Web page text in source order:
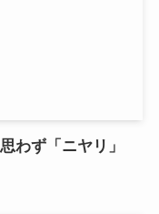
わず「ニヤリ」